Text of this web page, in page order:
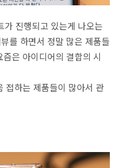
가 진행되고 있는게 나오는
를 하면서 정말 많은 제품들
은 아이디어의 결합의 시
접하는 제품들이 많아서 관